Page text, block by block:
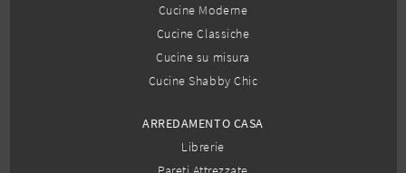
Cucine Moderne
Cucine Classiche
Cucine su misura
Cucine Shabby Chic
ARREDAMENTO CASA
Librerie